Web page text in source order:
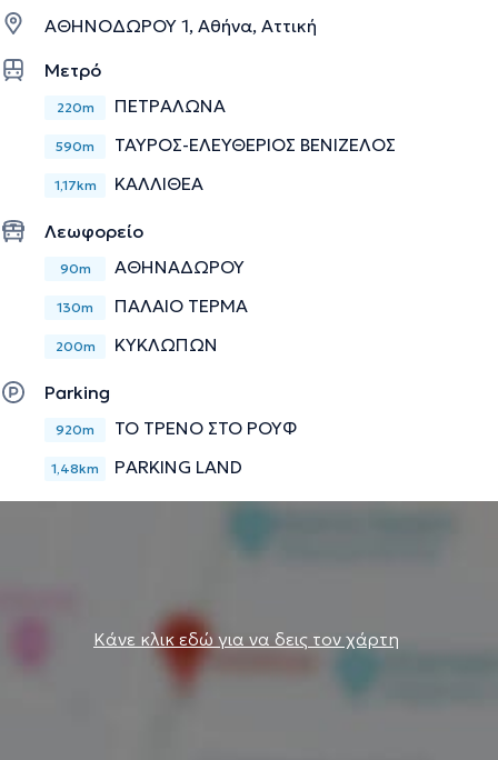
ΑΘΗΝΟΔΩΡΟΥ 1, Αθήνα, Αττική
Μετρό
220m ΠΕΤΡΑΛΩΝΑ
590m ΤΑΥΡΟΣ-ΕΛΕΥΘΕΡΙΟΣ ΒΕΝΙΖΕΛΟΣ
1,17km ΚΑΛΛΙΘΕΑ
Λεωφορείο
90m ΑΘΗΝΑΔΩΡΟΥ
130m ΠΑΛΑΙΟ ΤΕΡΜΑ
200m ΚΥΚΛΩΠΩΝ
Parking
920m ΤΟ ΤΡΕΝΟ ΣΤΟ ΡΟΥΦ
1,48km PARKING LAND
Κάνε κλικ εδώ για να δεις τον χάρτη